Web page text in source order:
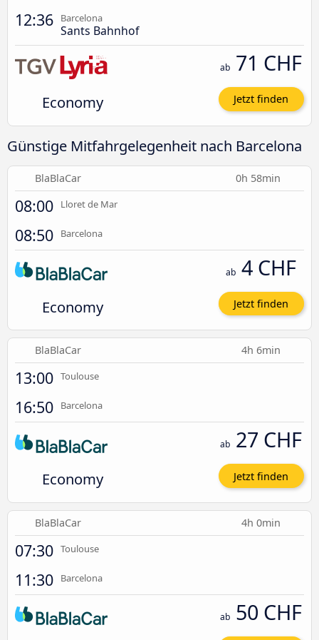
12:36 Barcelona
Sants Bahnhof
Economy
ab 71 CHF
Jetzt finden
Günstige Mitfahrgelegenheit nach Barcelona
BlaBlaCar 0h 58min
08:00 Lloret de Mar
08:50 Barcelona
Economy
ab 4 CHF
Jetzt finden
BlaBlaCar 4h 6min
13:00 Toulouse
16:50 Barcelona
Economy
ab 27 CHF
Jetzt finden
BlaBlaCar 4h 0min
07:30 Toulouse
11:30 Barcelona
ab 50 CHF